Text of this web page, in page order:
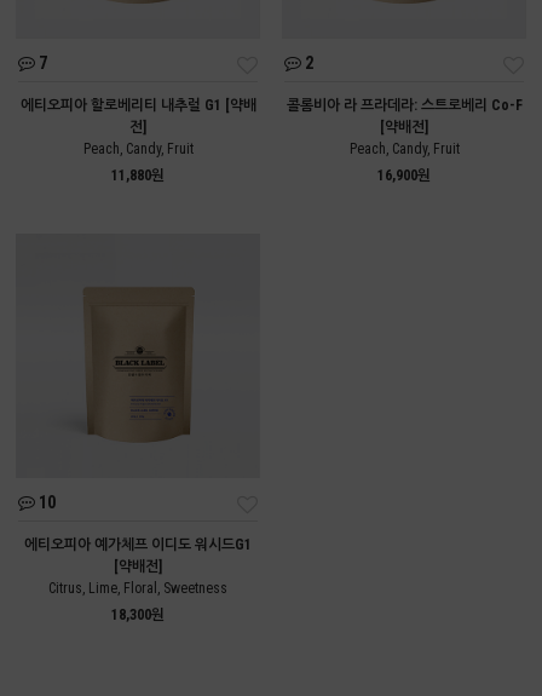
7
에티오피아 할로베리티 내추럴 G1 [약배
전]
Peach, Candy, Fruit
11,880원
2
콜롬비아 라 프라데라: 스트로베리 Co-F
[약배전]
Peach, Candy, Fruit
16,900원
10
에티오피아 예가체프 이디도 워시드G1
[약배전]
Citrus, Lime, Floral, Sweetness
18,300원